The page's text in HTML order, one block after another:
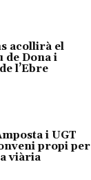
acollirà el
de Dona i
l’Ebre
i UGT
propi per
viària